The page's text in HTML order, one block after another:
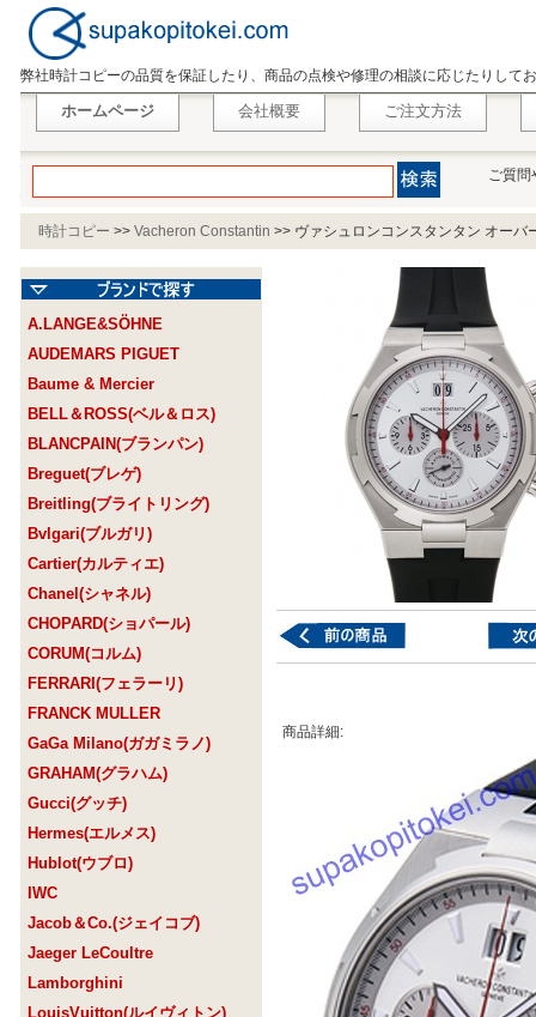
弊社時計コピーの品質を保証したり、商品の点検や修理の相談に応じたりして
ホームページ 会社概要 ご注文方法
ご質問
時計コピー >> Vacheron Constantin >> ヴァシュロンコンスタンタン オー
A.LANGE&SÖHNE
AUDEMARS PIGUET
Baume & Mercier
BELL＆ROSS(ベル＆ロス)
BLANCPAIN(ブランパン)
Breguet(ブレゲ)
Breitling(ブライトリング)
Bvlgari(ブルガリ)
Cartier(カルティエ)
Chanel(シャネル)
CHOPARD(ショパール)
CORUM(コルム)
FERRARI(フェラーリ)
FRANCK MULLER
GaGa Milano(ガガミラノ)
GRAHAM(グラハム)
Gucci(グッチ)
Hermes(エルメス)
Hublot(ウブロ)
IWC
Jacob＆Co.(ジェイコブ)
Jaeger LeCoultre
Lamborghini
LouisVuitton(ルイヴィトン)
商品詳細: